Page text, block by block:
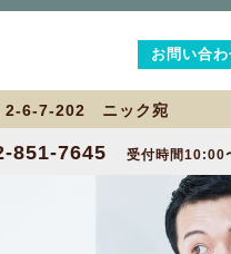
お問い合
2-6-7-202 ニック宛
851-7645 受付時間10:00